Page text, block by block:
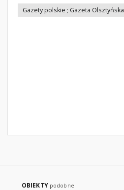
Gazety polskie ; Gazeta Olsztyńska
OBIEKTY podobne